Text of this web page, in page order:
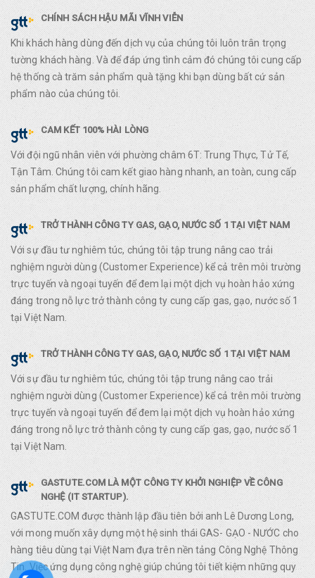
CHÍNH SÁCH HẬU MÃI VĨNH VIỄN
Khi khách hàng dùng đến dịch vụ của chúng tôi luôn trân trọng
tường khách hàng. Và để đáp ứng tình cảm đó chúng tôi cung cấp
hệ thống cà trăm sản phẩm quà tặng khi bạn dùng bất cứ sản
phẩm nào của chúng tôi.
CAM KẾT 100% HÀI LÒNG
Với đội ngũ nhân viên với phường châm 6T: Trung Thực, Tử Tế,
Tận Tâm. Chúng tôi cam kết giao hàng nhanh, an toàn, cung cấp
sản phẩm chất lượng, chính hãng.
TRỞ THÀNH CÔNG TY GAS, GẠO, NƯỚC SỐ 1 TẠI VIỆT NAM
Với sự đầu tư nghiêm túc, chúng tôi tập trung nâng cao trải
nghiệm người dùng (Customer Experience) kể cả trên môi trường
trực tuyến và ngoại tuyến để đem lại một dịch vụ hoàn hảo xứng
đáng trong nỗ lực trở thành công ty cung cấp gas, gạo, nước số 1
tại Việt Nam.
TRỞ THÀNH CÔNG TY GAS, GẠO, NƯỚC SỐ 1 TẠI VIỆT NAM
Với sự đầu tư nghiêm túc, chúng tôi tập trung nâng cao trải
nghiệm người dùng (Customer Experience) kể cả trên môi trường
trực tuyến và ngoại tuyến để đem lại một dịch vụ hoàn hảo xứng
đáng trong nỗ lực trở thành công ty cung cấp gas, gạo, nước số 1
tại Việt Nam.
GASTUTE.COM LÀ MỘT CÔNG TY KHỞI NGHIỆP VỀ CÔNG
NGHỆ (IT STARTUP).
GASTUTE.COM được thành lập đầu tiên bởi anh Lê Dương Long,
với mong muốn xây dựng một hệ sinh thái GAS- GẠO - NƯỚC cho
hàng tiêu dùng tại Việt Nam đựa trên nền tảng Công Nghệ Thông
Tin. Việc ứng dụng công nghệ giúp chúng tôi tiết kiệm những quy